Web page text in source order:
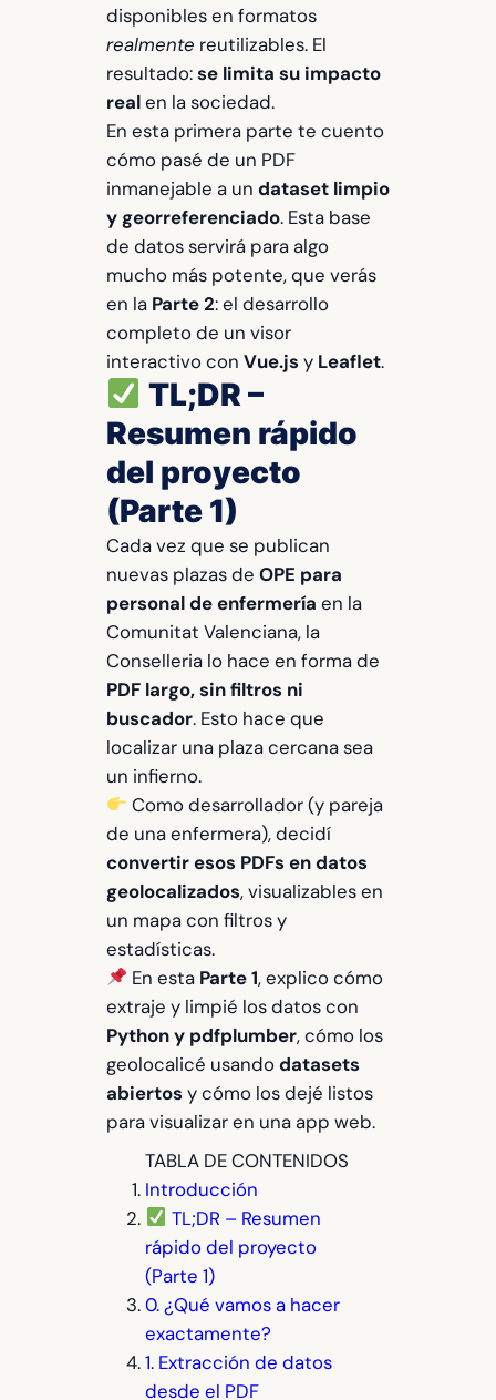
disponibles en formatos
realmente reutilizables. El
resultado:se limita su impacto
realen la sociedad.
En esta primera parte te cuento
cómo pasé de un PDF
inmanejable a un dataset limpio
y georreferenciado. Esta base
de datos servirá para algo
mucho más potente, que verás
en la Parte 2: el desarrollo
completo de un visor
interactivo con Vue.js y Leaflet.
TL;DR –
Resumen rápido
del proyecto
(Parte 1)
Cada vez que se publican
nuevas plazas de OPE para
personal de enfermería en la
Comunitat Valenciana, la
Conselleria lo hace en forma de
PDF largo, sin filtros ni
buscador. Esto hace que
localizar una plaza cercana sea
un infierno.
Como desarrollador (y pareja
de una enfermera), decidí
convertir esos PDFs en datos
geolocalizados, visualizables en
un mapa con filtros y
estadísticas.
En esta Parte 1, explico cómo
extraje y limpié los datos con
Python y pdfplumber, cómo los
geolocalicé usandodatasets
abiertos y cómo los dejé listos
para visualizar en una app web.
TABLA DE CONTENIDOS
Introducción
TL;DR – Resumen
rápido del proyecto
(Parte 1)
0. ¿Qué vamos a hacer
exactamente?
1. Extracción de datos
desde el PDF